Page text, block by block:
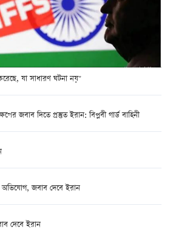
যা সাধারণ ঘটনা নয়"
জবাব দিতে প্রস্তুত ইরান: বিপ্লবী গার্ড বাহিনী
অভিযোগ, জবাব দেবে ইরান
দেবে ইরান